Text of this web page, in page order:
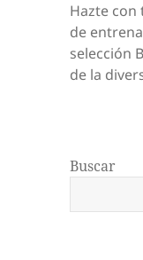
Hazte con
de
selección
de la
Buscar